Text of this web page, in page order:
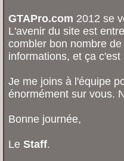
GTAPro.com 2012 se
L'avenir du site est
combler bon nombre
informations, et ça
Je me joins à l'équipe
énormément sur vous.
Bonne journée,
Le Staff.